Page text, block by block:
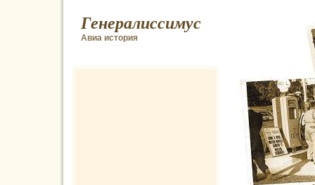
Генералиссимус
Авиа история